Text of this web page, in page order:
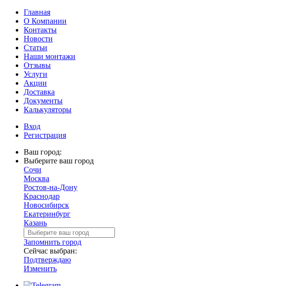
Главная
О Компании
Контакты
Новости
Статьи
Наши монтажи
Отзывы
Услуги
Акции
Доставка
Документы
Калькуляторы
Вход
Регистрация
Ваш город:
Выберите ваш город
Сочи
Москва
Ростов-на-Дону
Краснодар
Новосибирск
Екатеринбург
Казань
Запомнить город
Сейчас выбран:
Подтверждаю
Изменить